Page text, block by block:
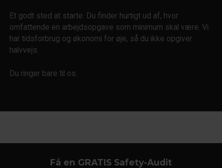
Et godt sted at starte. Du finder hurtigt ud af, hvor
omfattende en arbejdsopgave som minimum skal være. Vi
har tidsforbrug og økonomi for øje, så du ikke opgiver
halvvejs.
Du ringer bare til os.
Få en GRATIS Safety-Audit